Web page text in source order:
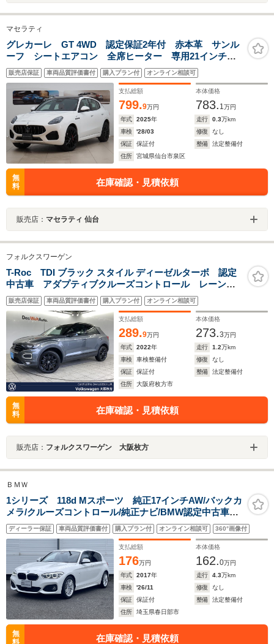
マセラティ
グレカーレ GT 4WD 認定保証2年付 赤本革 サンル
ーフ シートエアコン 全席ヒーター 専用21インチア
ルミ 後部座席エアコン調整 ハンドルヒーター スカ
イフックサス 衝突軽減 LEDヘッドライト 2.0ETC
販売店保証 車両品質評価書付 購入プラン付 オンライン相談可
支払総額
799.9万円
本体価格
783. 1万円
年式
2025年 走行 0.3万km
車検
'28/03 修復
なし
保証
保証付 整備
法定整備付
住所
宮城県仙台市泉区
無
料
在庫確認・見積依頼
販売店： マセラティ 仙台
フォルクスワーゲン
T-Roc TDI ブラック スタイル ディーゼルターボ 認定
中古車 アダプティブクルーズコントロール レーンキ
ープアシスト プリクラッシュブレーキ LEDヘッドラ
ンプ ブラックルーフレール 純正18インチアルミホイ
ール パワーバックドア スマートエントリー
販売店保証 車両品質評価書付 購入プラン付 オンライン相談可
支払総額
289.9万円
本体価格
273.3万円
年式
2022年 走行 1.2万km
車検
車検整備付 修復
なし
保証
保証付 整備
法定整備付
住所
大阪府枚方市
無
料
在庫確認・見積依頼
販売店： フォルクスワーゲン 大阪枚方
ＢＭＷ
1シリーズ 118d Mスポーツ 純正17インチAW/バックカ
メラ/クルーズコントロール/純正ナビ/BMW認定中古車保
証
ディーラー保証 車両品質評価書付 購入プラン付 オンライン相談可 360°画像付
支払総額
176万円
本体価格
162.0万円
年式
2017年 走行 4.3万km
車検
'26/11 修復
なし
保証
保証付 整備
法定整備付
住所
埼玉県春日部市
無
在庫確認・見積依頼